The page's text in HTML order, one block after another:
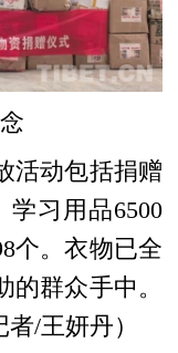
活动包括捐赠
学习用品6500
个。衣物已全
群众手中。
/王妍丹）